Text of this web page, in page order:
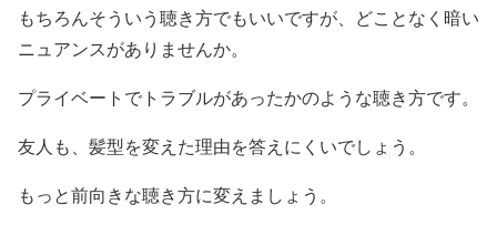
もちろんそういう聴き方でもいいですが、どことなく暗い
ニュアンスがありませんか。
プライベートでトラブルがあったかのような聴き方です。
友人も、髪型を変えた理由を答えにくいでしょう。
もっと前向きな聴き方に変えましょう。